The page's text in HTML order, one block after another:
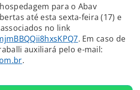
para o Abav
até esta sexta-feira (17) e
no link
. Em caso de
auxiliará pelo e-mail:
.